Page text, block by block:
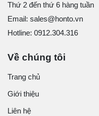
Thứ 2 đến thứ 6 hàng tuần
Email: sales@honto.vn
Hotline: 0912.304.316
Về chúng tôi
Trang chủ
Giới thiệu
Liên hệ